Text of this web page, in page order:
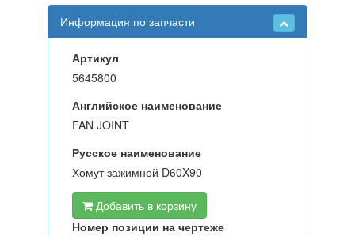
Информация по запчасти
Артикул
5645800
Английское наименование
FAN JOINT
Русское наименование
Хомут зажимной D60X90
Добавить в корзину
Номер позиции на чертеже